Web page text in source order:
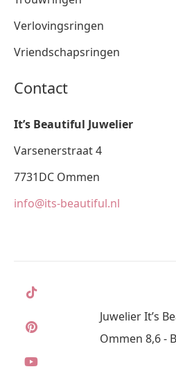
Verlovingsringen
Vriendschapsringen
Contact
It’s Beautiful Juwelier
Varsenerstraat 4
7731DC Ommen
info@its-beautiful.nl
Juwelier It’s
Ommen 8,6 -